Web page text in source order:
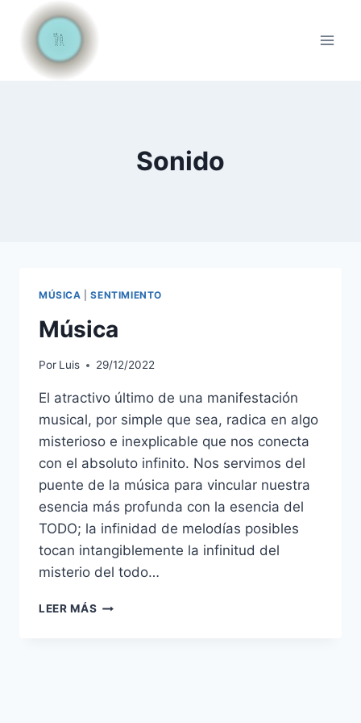
Saltar
contenido
Sonido
MÚSICA |SENTIMIENTO
Música
Por Luis 29/12/2022
El atractivo último de una manifestación
musical, por simple que sea, radica en algo
misterioso e inexplicable que nos conecta
con el absoluto infinito. Nos servimos del
puente de la música para vincular nuestra
esencia más profunda con la esencia del
TODO; la infinidad de melodías posibles
tocan intangiblemente la infinitud del
misterio del todo…
LEER MÁS MÚSICA